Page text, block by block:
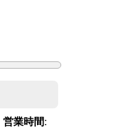
営業時間: